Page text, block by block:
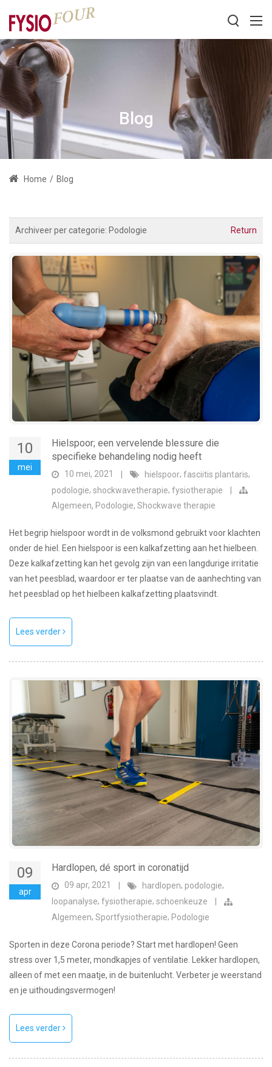
Blog
Home / Blog
Archiveer per categorie: Podologie Return
10
mei
Hielspoor; een vervelende blessure die
specifieke behandeling nodig heeft
10 mei, 2021 hielspoor, fasciitis plantaris,
podologie, shockwavetherapie, fysiotherapie
|
Algemeen, Podologie, Shockwave therapie
Het begrip hielspoor wordt in de volksmond gebruikt voor klachten
onder de hiel. Een hielspoor is een kalkafzetting aan het hielbeen.
Deze kalkafzetting kan het gevolg zijn van een langdurige irritatie
van het peesblad, waardoor er ter plaatse van de aanhechting van
het peesblad op het hielbeen kalkafzetting plaatsvindt.
Lees verder
09
apr
Hardlopen, dé sport in coronatijd
09 apr, 2021 hardlopen, podologie,
loopanalyse, fysiotherapie, schoenkeuze
Algemeen, Sportfysiotherapie, Podologie
Sporten in deze Corona periode? Start met hardlopen! Geen
stress over 1,5 meter, mondkapjes of ventilatie. Lekker hardlopen,
alleen of met een maatje, in de buitenlucht. Verbeter je weerstand
en je uithoudingsvermogen!
Lees verder